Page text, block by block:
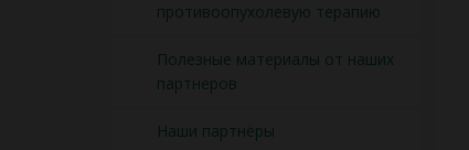
противоопухолевую терапию
Полезные материалы от наших
партнеров
Наши партнёры